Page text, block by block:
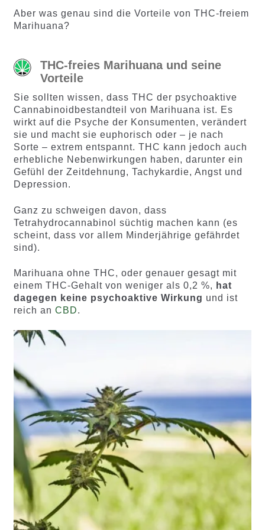
ewertung
en
gen
Aber was genau sind die Vorteile von THC-freiem
Marihuana?
THC-freies Marihuana und seine
Vorteile
Sie sollten wissen, dass THC der psychoaktive
Cannabinoidbestandteil von Marihuana ist. Es
wirkt auf die Psyche der Konsumenten, verändert
sie und macht sie euphorisch oder – je nach
Sorte – extrem entspannt. THC kann jedoch auch
erhebliche Nebenwirkungen haben, darunter ein
Gefühl der Zeitdehnung, Tachykardie, Angst und
Depression.
Ganz zu schweigen davon, dass
Tetrahydrocannabinol süchtig machen kann (es
scheint, dass vor allem Minderjährige gefährdet
sind).
Marihuana ohne THC, oder genauer gesagt mit
einem THC-Gehalt von weniger als 0,2 %, hat
dagegen keine psychoaktive Wirkung und ist
reich an CBD.